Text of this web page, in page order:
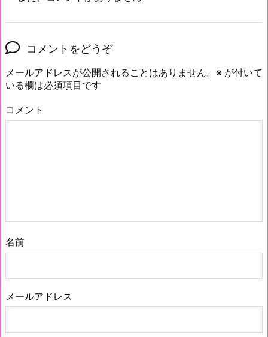
コメントをどうぞ
メールアドレスが公開されることはありません。 ※ が付いて
いる欄は必須項目です
コメント
名前
メールアドレス